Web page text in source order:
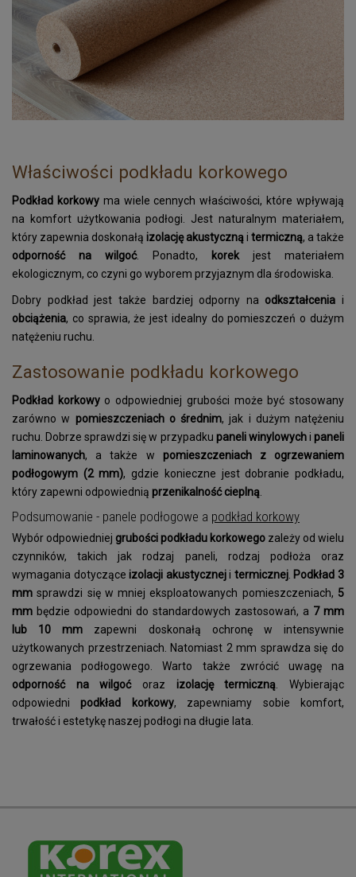
Właściwości podkładu korkowego
Podkład korkowyma wiele cennych właściwości, które wpływają
na komfort użytkowania podłogi. Jest naturalnym materiałem,
który zapewnia doskonałą izolację akustyczną i termiczną, a także
odporność na wilgoć. Ponadto, korek jest materiałem
ekologicznym, co czyni go wyborem przyjaznym dla środowiska.
Dobry podkład jest także bardziej odporny na odkształcenia i
obciążenia, co sprawia, że jest idealny do pomieszczeń o dużym
natężeniu ruchu.
Zastosowanie podkładu korkowego
Podkład korkowyo odpowiedniej grubości może być stosowany
zarówno w pomieszczeniach o średnim, jak i dużym natężeniu
ruchu. Dobrze sprawdzi się w przypadku paneli winylowychipaneli
laminowanych, a także w pomieszczeniach z ogrzewaniem
podłogowym (2 mm), gdzie konieczne jest dobranie podkładu,
który zapewni odpowiednią przenikalność cieplną
Podsumowanie - panele podłogowe a podkład korkowy
Wybór odpowiedniej grubości podkładu korkowego zależy od wielu
czynników, takich jak rodzaj paneli, rodzaj podłoża oraz
wymagania dotycząceizolacji akustyczneji termicznej. Podkład 3
mm sprawdzi się w mniej eksploatowanych pomieszczeniach, 5
mm będzie odpowiedni do standardowych zastosowań, a 7 mm
lub 10 mm zapewni doskonałą ochronę w intensywnie
użytkowanych przestrzeniach. Natomiast 2 mm sprawdza się do
ogrzewania podłogowego. Warto także zwrócić uwagę na
odporność na wilgoćoraz izolację termiczną . Wybierając
odpowiednipodkład korkowy, zapewniamy sobie komfort,
trwałość i estetykę naszej podłogi na długie lata.